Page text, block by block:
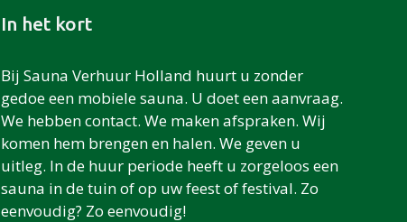
In het kort
Bij Sauna Verhuur Holland huurt u zonder
gedoe een mobiele sauna. U doet een aanvraag.
We hebben contact. We maken afspraken. Wij
komen hem brengen en halen. We geven u
uitleg. In de huur periode heeft u zorgeloos een
sauna in de tuin of op uw feest of festival. Zo
eenvoudig? Zo eenvoudig!